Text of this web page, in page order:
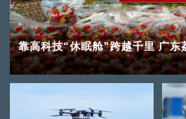
靠高科技“休眠舱”跨越千里 广东